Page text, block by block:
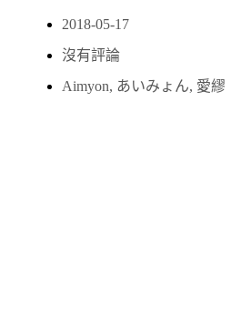
2018-05-17
沒有評論
Aimyon, あいみょん, 愛繆